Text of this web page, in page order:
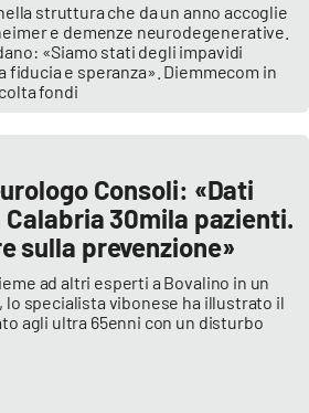
struttura che da un anno accoglie
e demenze neurodegenerative.
«Siamo stati degli impavidi
e speranza». Diemmecom in
fondi
Consoli: «Dati
30mila pazienti.
sulla prevenzione»
ad altri esperti a Bovalino in un
specialista vibonese ha illustrato il
agli ultra 65enni con un disturbo